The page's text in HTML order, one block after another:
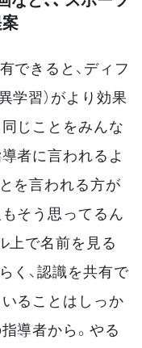
できると、ディフ
学習）がより効果
じことをみんな
者に言われるよ
を言われる方が
そう思ってるん
上で名前を見る
く、認識を共有で
ることはしっか
導者から。やる